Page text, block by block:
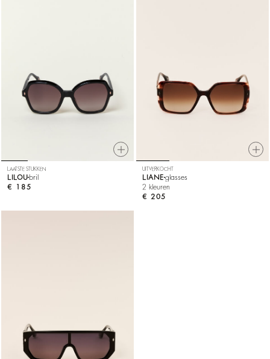
LAATSTE STUKKEN
LILOU bril
€ 185
UITVERKOCHT
LIANE glasses
2 kleuren
€ 205